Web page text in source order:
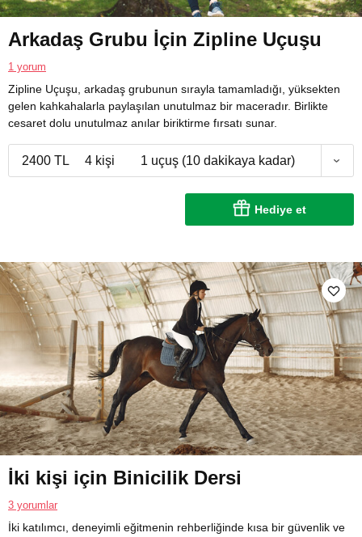
Arkadaş Grubu İçin Zipline Uçuşu
1 yorum
Zipline Uçuşu, arkadaş grubunun sırayla tamamladığı, yüksekten
gelen kahkahalarla paylaşılan unutulmaz bir maceradır. Birlikte
cesaret dolu unutulmaz anılar biriktirme fırsatı sunar.
2400 TL 4 kişi 1 uçuş (10 dakikaya kadar)
Hediye et
İki kişi için Binicilik Dersi
3 yorumlar
İki katılımcı, deneyimli eğitmenin rehberliğinde kısa bir güvenlik ve